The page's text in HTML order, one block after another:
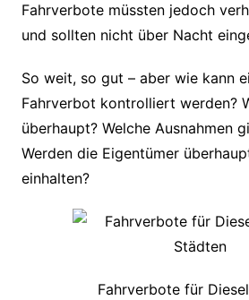
Fahrverbote müssten jedoch
und sollten nicht über Nacht
So weit, so gut – aber wie kann
Fahrverbot kontrolliert werden?
überhaupt? Welche Ausnahmen
Werden die Eigentümer
einhalten?
Fahrverbote für